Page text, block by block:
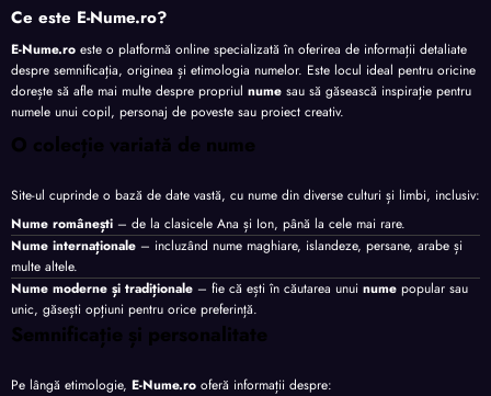
Ce este E-Nume.ro?
E-Nume.ro este o platformă online specializată în oferirea de informații detaliate
despre semnificația, originea și etimologia numelor. Este locul ideal pentru oricine
dorește să afle mai multe despre propriul nume sau să găsească inspirație pentru
numele unui copil, personaj de poveste sau proiect creativ.
O colecție variată de nume
Site-ul cuprinde o bază de date vastă, cu nume din diverse culturi și limbi, inclusiv:
Nume românești – de la clasicele Ana și Ion, până la cele mai rare.
Nume internaționale – incluzând nume maghiare, islandeze, persane, arabe și
multe altele.
Nume moderne și tradiționale – fie că ești în căutarea unui nume popular sau
unic, găsești opțiuni pentru orice preferință.
Semnificație și personalitate
Pe lângă etimologie, E-Nume.ro oferă informații despre: